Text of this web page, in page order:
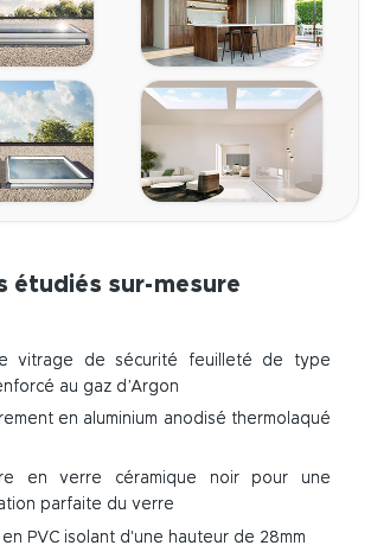
étudiés sur-mesure
vitrage de sécurité feuilleté de type
au gaz d’Argon
en aluminium anodisé thermolaqué
en verre céramique noir pour une
parfaite du verre
PVC isolant d'une hauteur de 28mm